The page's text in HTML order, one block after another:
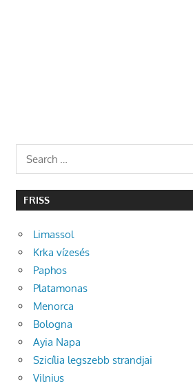
FRISS
Limassol
Krka vízesés
Paphos
Platamonas
Menorca
Bologna
Ayia Napa
Szicília legszebb strandjai
Vilnius